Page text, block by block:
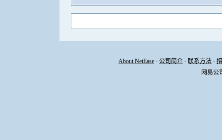
About NetEase - 公司简介 - 联系方法 -
网易公